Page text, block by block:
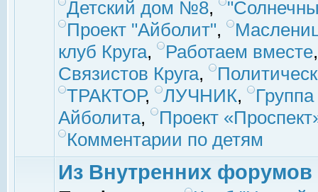
Детский дом №8,
Проект "Айболит",
клуб Круга, Работаем вместе
Связистов Круга,
ТРАКТОР, ЛУЧНИК,
Айболита,
Проект
Комментарии по детям
Из Внутренних форумов